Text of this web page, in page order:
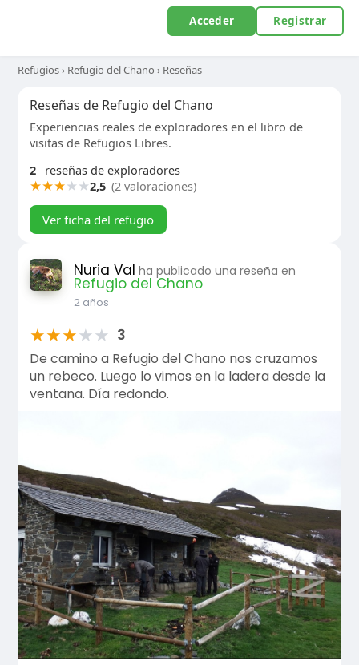
Acceder Registrar
Refugios› Refugio del Chano › Reseñas
Reseñas de Refugio del Chano
Experiencias reales de exploradores en el libro de
visitas de Refugios Libres.
2
reseñas de exploradores
★★★★★2,5 (2 valoraciones)
Ver ficha del refugio
Nuria Val ha publicado una reseña en
Refugio del Chano
2 años
★★★★★ 3
De camino a Refugio del Chano nos cruzamos
un rebeco. Luego lo vimos en la ladera desde la
ventana. Día redondo.